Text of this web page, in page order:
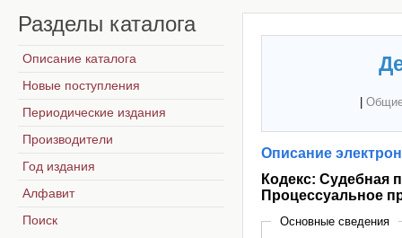
Описание
Кодекс: Судебная
Процессуальное
Основные сведения
Разделы каталога
Описание каталога
Новые поступления
Периодические издания
Производители
Год издания
Алфавит
Поиск